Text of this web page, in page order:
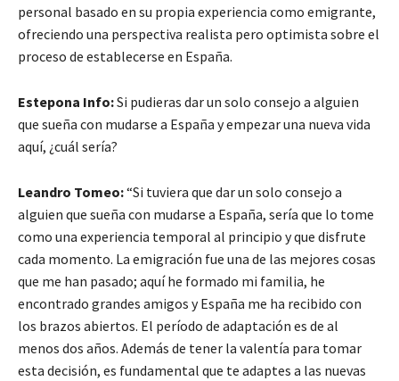
personal basado en su propia experiencia como emigrante,
ofreciendo una perspectiva realista pero optimista sobre el
proceso de establecerse en España.
Estepona Info:Si pudieras dar un solo consejo a alguien
que sueña con mudarse a España y empezar una nueva vida
aquí, ¿cuál sería?
Leandro Tomeo:“Si tuviera que dar un solo consejo a
alguien que sueña con mudarse a España, sería que lo tome
como una experiencia temporal al principio y que disfrute
cada momento. La emigración fue una de las mejores cosas
que me han pasado; aquí he formado mi familia, he
encontrado grandes amigos y España me ha recibido con
los brazos abiertos. El período de adaptación es de al
menos dos años. Además de tener la valentía para tomar
esta decisión, es fundamental que te adaptes a las nuevas